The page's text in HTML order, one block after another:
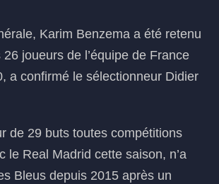
Karim Benzema a été retenu
joueurs de l’équipe de France
a confirmé le sélectionneur Didier
de 29 buts toutes compétitions
le Real Madrid cette saison, n’a
Bleus depuis 2015 après un